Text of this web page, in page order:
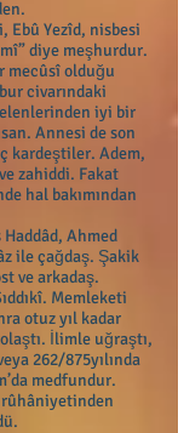
Ebû Yezîd, nisbesi
diye meşhurdur.
mecûsî olduğu
civarındaki
iyi bir
Annesi de son
kardeştiler. Adem,
zahiddi. Fakat
hal bakımından
Ahmed
ile çağdaş. Şakik
ve arkadaş.
Memleketi
otuz yıl kadar
İlimle uğraştı,
262/875yılında
medfundur.
rûhâniyetinden